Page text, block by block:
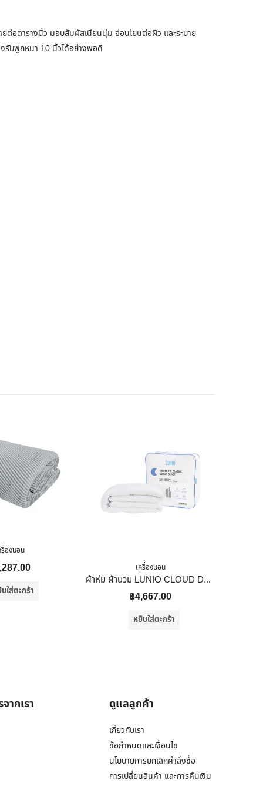
อตารางนิ้ว มอบสัมผัสเนียนนุ่ม อ่อนโยนต่อผิว และระบาย
รับฟูกหนา 10 นิ้วได้อย่างพอดี
รื่องนอน
ใส่ตะกร้า
เครื่องนอน
ผ้าห่ม ผ้านวม LUNIO CLOUD DUVET CLASSIC SERIES KING SIZE
฿4,667.00
หยิบใส่ตะกร้า
ากเรา ดูแลลูกค้า
เกี่ยวกับเรา
ข้อกำหนดและเงื่อนไข
นโยบายการยกเลิกคำสั่งซื้อ
การเปลี่ยนสินค้า และการคืนเงิน